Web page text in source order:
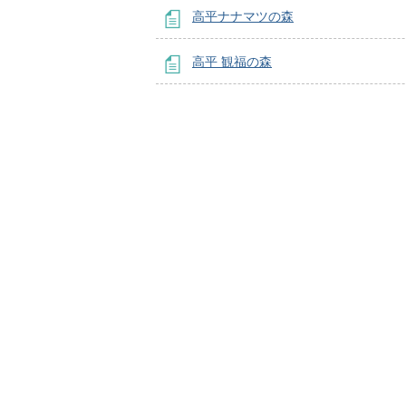
高平ナナマツの森
高平 観福の森